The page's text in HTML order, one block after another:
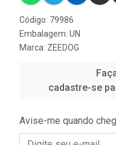
Código: 79986
Embalagem: UN
Marca: ZEEDOG
cadastre-se
Avise-me quando